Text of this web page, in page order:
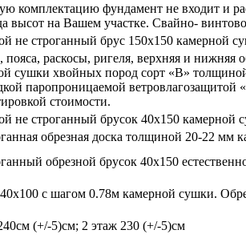
комплектацию фундамент не входит и
высот на Вашем участке. Свайно-
не строганный брус 150х150 камерной
пояса, раскосы, ригеля, верхняя и
сушки хвойных пород сорт «В»
паропроницаемой
стоимости.
не строганный брусок 40х150
обрезная доска толщиной 20-22 мм
обрезной брусок 40х150
с шагом 0.78м камерной сушки.
(+/-5)см; 2 этаж 230 (+/-5)см